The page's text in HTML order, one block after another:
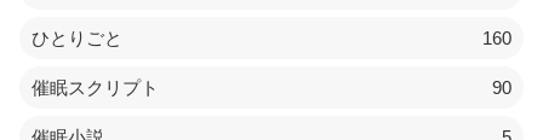
ひとりごと 160
催眠スクリプト 90